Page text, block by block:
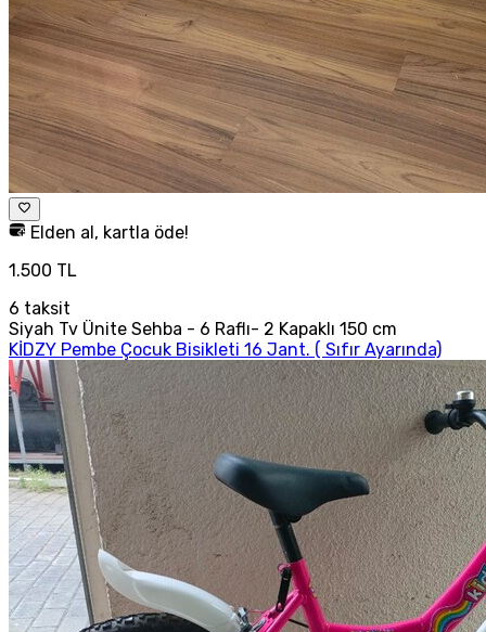
Elden al, kartla öde!
1.500 TL
6 taksit
Siyah Tv Ünite Sehba - 6 Raflı- 2 Kapaklı 150 cm
KİDZY Pembe Çocuk Bisikleti 16 Jant. ( Sıfır Ayarında)